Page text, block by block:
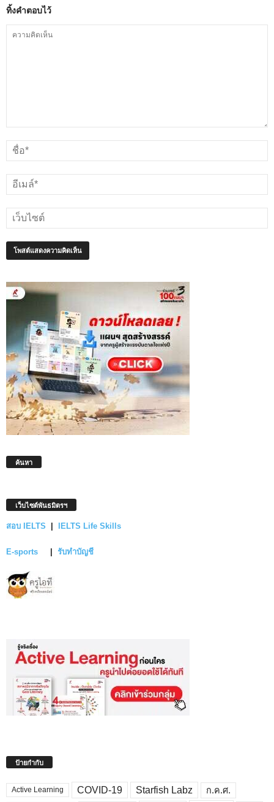
ทิ้งคำตอบไว้
ค้นหา
เว็บไซต์พันธมิตรฯ
สอบ IELTS IELTS Life Skills
E-sports รับทำบัญชี
ป้ายกำกับ
Active Learning COVID-19 Starfish Labz ก.ค.ศ.